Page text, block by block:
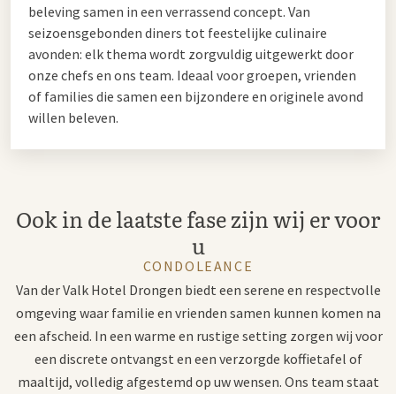
beleving samen in een verrassend concept. Van
seizoensgebonden diners tot feestelijke culinaire
avonden: elk thema wordt zorgvuldig uitgewerkt door
onze chefs en ons team. Ideaal voor groepen, vrienden
of families die samen een bijzondere en originele avond
willen beleven.
Ook in de laatste fase zijn wij er voor
u
CONDOLEANCE
Van der Valk Hotel Drongen biedt een serene en respectvolle
omgeving waar familie en vrienden samen kunnen komen na
een afscheid. In een warme en rustige setting zorgen wij voor
een discrete ontvangst en een verzorgde koffietafel of
maaltijd, volledig afgestemd op uw wensen. Ons team staat